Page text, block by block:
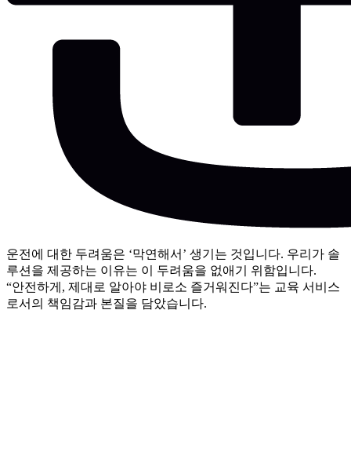
운전에 대한 두려움은 ‘막연해서’ 생기는 것입니다. 우리가 솔
루션을 제공하는 이유는 이 두려움을 없애기 위함입니다.
“안전하게, 제대로 알아야 비로소 즐거워진다”는 교육 서비스
로서의 책임감과 본질을 담았습니다.